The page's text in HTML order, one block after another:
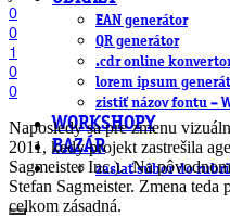
EAN generátor
QR generátor
.cdr online
lorem ipsum
zistiť názov fontu –
WORKSHOPY
BAZÁR
zaslať súbor do
0
0
1
0
0
Naposledy sa pre zmenu
2011, kedy projekt zastrešila
Sagmeister Inc.). Na
Stefan Sagmeister. Zmena
celkom zásadná.